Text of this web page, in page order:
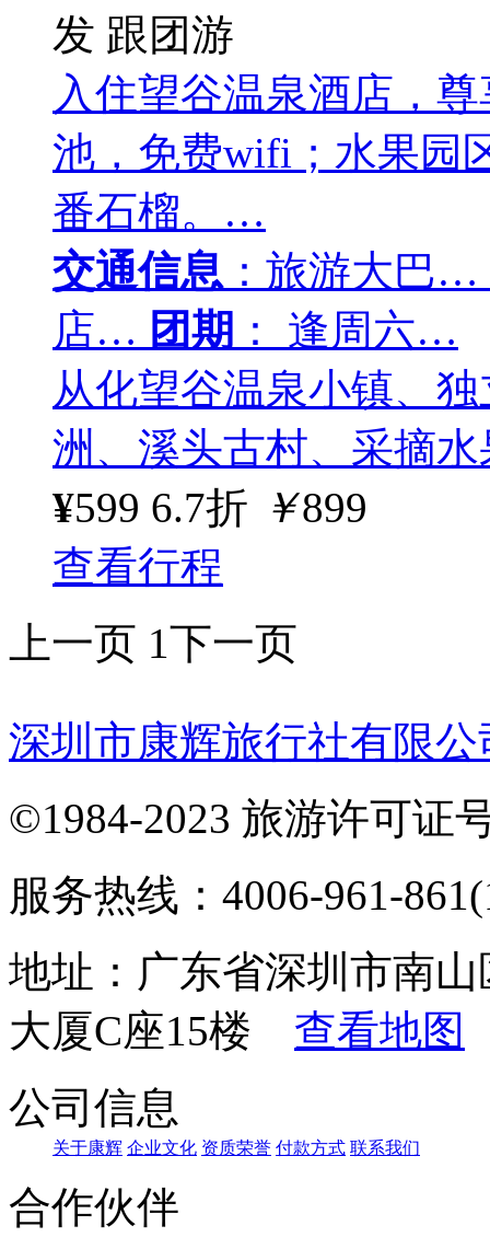
发 跟团游
入住望谷温泉酒店，
池，免费wifi；水果园
番石榴。…
交通信息 ：旅游大巴…
店… 团期 ： 逢周六…
从化望谷温泉小镇、
洲、溪头古村、采摘
¥599 6.7折 ￥899
查看行程
上一页 1下一页
深圳市康辉旅行社有限
©1984-2023 旅游许可证
服务热线：4006-961-
地址：广东省深圳市南
大厦C座15楼 查看地图
公司信息
关于康辉 企业文化 资质荣誉 付款方式 联系我们
合作伙伴